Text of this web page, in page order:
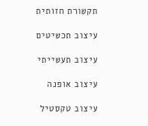
תקשורת חזותית
עיצוב תכשיטים
עיצוב תעשייתי
עיצוב אופנה
עיצוב טקסטיל